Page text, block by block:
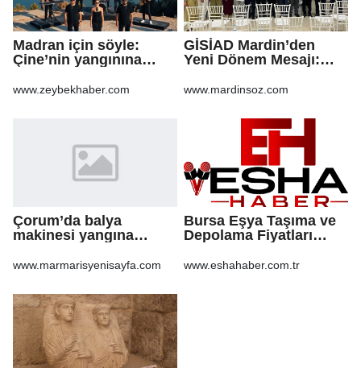
Madran için söyle:
Çine’nin yangınına
www.zeybekhaber.com
GİSİAD Mardin’den
Yeni Dönem Mesajı:
Daha Çok Üretim
www.mardinsoz.com
Çorum’da balya
makinesi yangına
anız küle döndü
www.marmarisyenisayfa.com
Bursa Eşya Taşıma ve
Depolama Fiyatları
İçin Bilinmesi
www.eshahaber.com.tr